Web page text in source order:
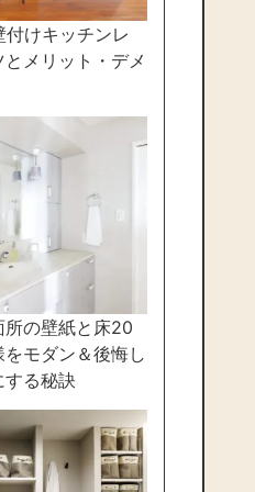
付けキッチンレ
メリット・デメ
所の壁紙と床20
モダン＆後悔し
する秘訣